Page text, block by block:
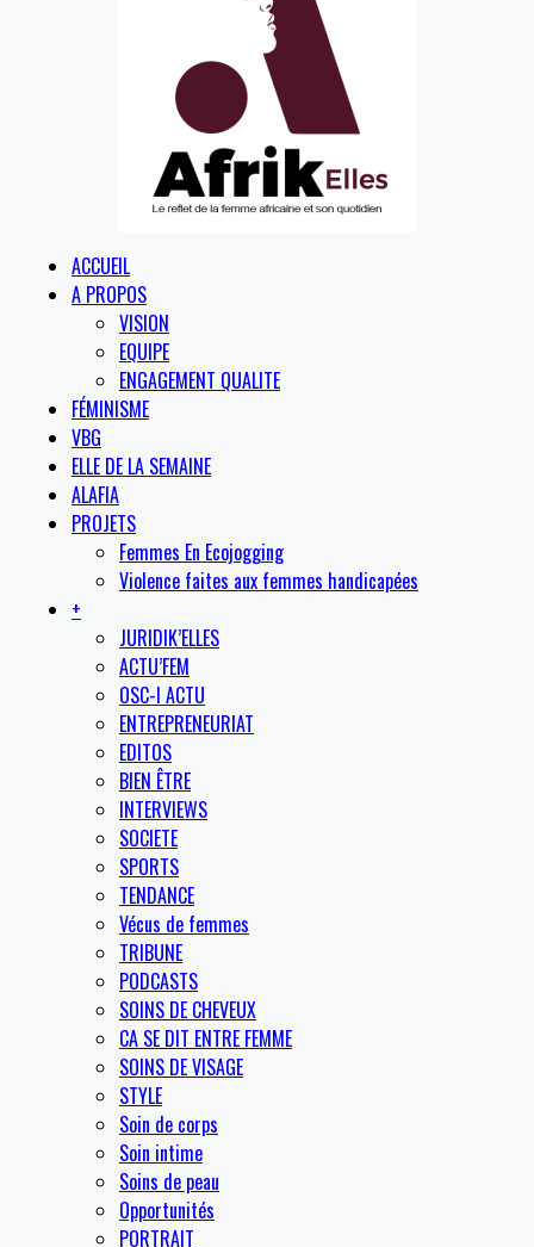
ACCUEIL
A PROPOS
VISION
EQUIPE
ENGAGEMENT QUALITE
FÉMINISME
VBG
ELLE DE LA SEMAINE
ALAFIA
PROJETS
Femmes En Ecojogging
Violence faites aux femmes handicapées
+
JURIDIK’ELLES
ACTU’FEM
OSC-I ACTU
ENTREPRENEURIAT
EDITOS
BIEN ÊTRE
INTERVIEWS
SOCIETE
SPORTS
TENDANCE
Vécus de femmes
TRIBUNE
PODCASTS
SOINS DE CHEVEUX
CA SE DIT ENTRE FEMME
SOINS DE VISAGE
STYLE
Soin de corps
Soin intime
Soins de peau
Opportunités
PORTRAIT